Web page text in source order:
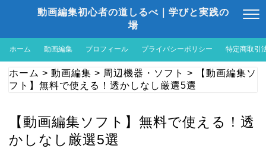
動画編集初心者の道しるべ｜学びと実践の
場
ホーム 動画編集 プロフィール プライバシーポリシー 特定商取引
ホーム > 動画編集 > 周辺機器・ソフト >
【動画編集ソ
フト】無料で使える！透かしなし厳選5選
【動画編集ソフト】無料で使える！透
かしなし厳選5選